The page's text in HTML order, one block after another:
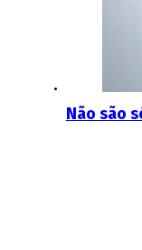
Não são